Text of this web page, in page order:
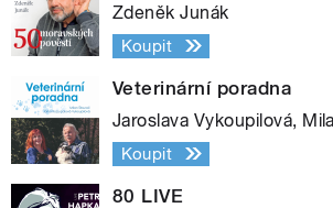
Zdeněk Junák
Koupit
Veterinární poradna
Jaroslava Vykoupilová,
Koupit
80 LIVE